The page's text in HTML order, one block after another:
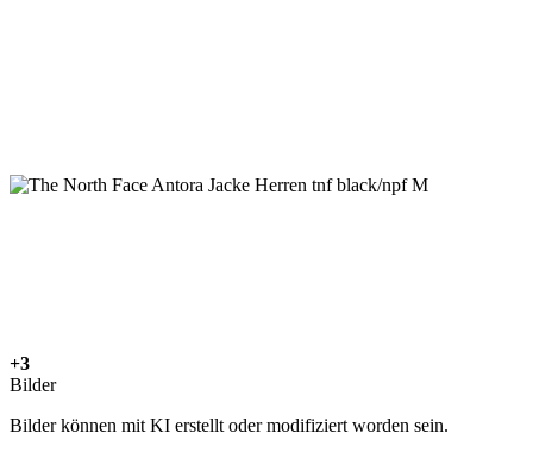
+3
Bilder
Bilder können mit KI erstellt oder modifiziert worden sein.